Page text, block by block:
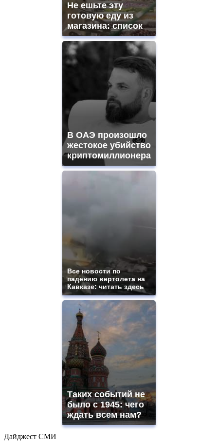
Не ешьте эту
готовую еду из
магазина: список
В ОАЭ произошло
жестокое убийство
криптомиллионера
Все новости по
падению вертолета на
Кавказе: читать здесь
Таких событий не
было с 1945: чего
ждать всем нам?
Дайджест СМИ